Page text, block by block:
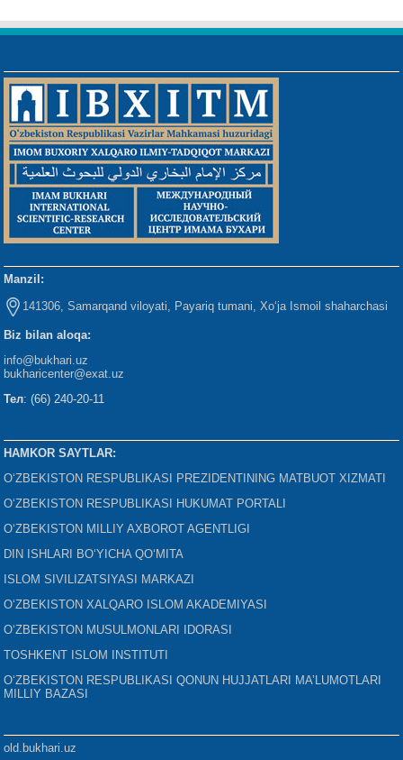
Manzil:
141306, Samarqand viloyati, Payariq tumani, Xo‘ja Ismoil shaharchasi
Biz bilan aloqa:
info@bukhari.uz
bukharicenter@exat.uz
Тел: (66) 240-20-11
HAMKOR SAYTLAR:
O‘ZBEKISTON RESPUBLIKASI PREZIDENTINING MATBUOT XIZMATI
O‘ZBEKISTON RESPUBLIKASI HUKUMAT PORTALI
O‘ZBEKISTON MILLIY AXBOROT AGENTLIGI
DIN ISHLARI BO‘YICHA QO‘MITA
ISLOM SIVILIZATSIYASI MARKAZI
O‘ZBEKISTON XALQARO ISLOM AKADEMIYASI
O‘ZBEKISTON MUSULMONLARI IDORASI
TOSHKENT ISLOM INSTITUTI
O‘ZBEKISTON RESPUBLIKASI QONUN HUJJATLARI MA’LUMOTLARI
MILLIY BAZASI
old.bukhari.uz